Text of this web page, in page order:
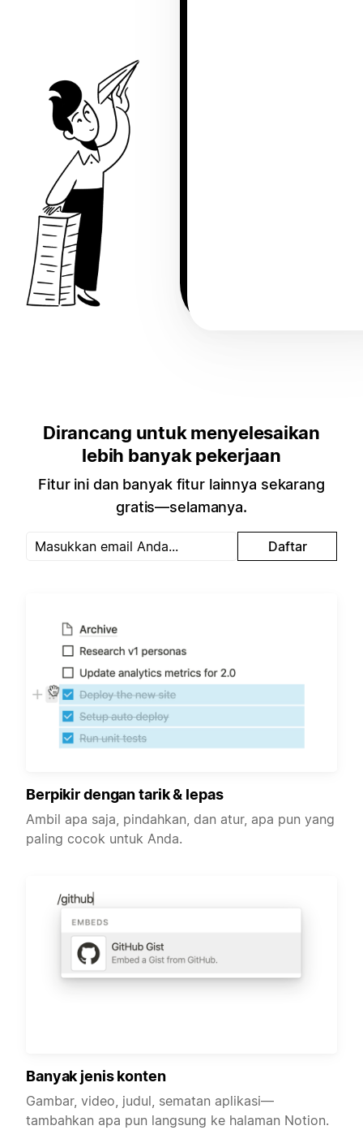
Dirancang untuk menyelesaikan
lebih banyak pekerjaan
Fitur ini dan banyak fitur lainnya sekarang
gratis—selamanya.
Daftar
Berpikir dengan tarik & lepas
Ambil apa saja, pindahkan, dan atur, apa pun yang
paling cocok untuk Anda.
Banyak jenis konten
Gambar, video, judul, sematan aplikasi—
tambahkan apa pun langsung ke halaman Notion.